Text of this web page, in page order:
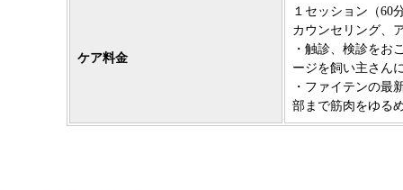
ケア料金
１セッション（60
カウンセリング、
・触診、検診をお
ージを飼い主さん
・ファイテンの最
部まで筋肉をゆる